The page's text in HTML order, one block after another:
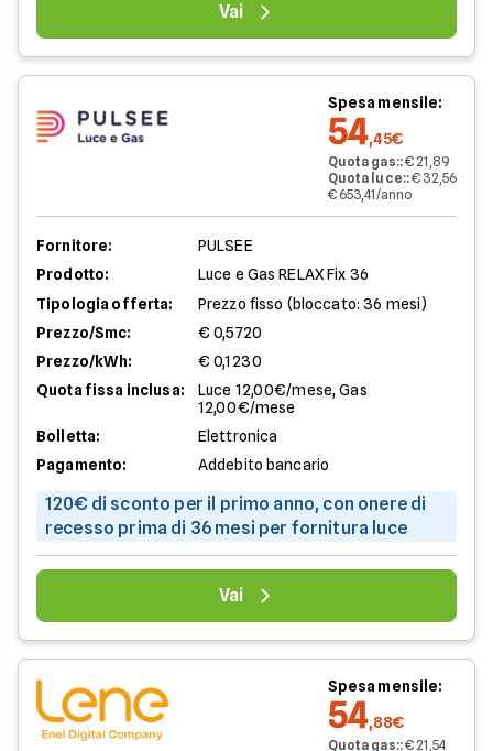
Vai
Spesa mensile:
54,45€
Quota gas::€ 21,89
Quota luce::€ 32,56
€ 653,41/anno
Fornitore:
PULSEE
Prodotto:
Luce e Gas RELAX Fix 36
Tipologia offerta:
Prezzo fisso (bloccato: 36 mesi)
Prezzo/Smc:
€ 0,5720
Prezzo/kWh:
€ 0,1230
Quota fissa inclusa:
Luce 12,00€/mese, Gas
12,00€/mese
Bolletta:
Elettronica
Pagamento:
Addebito bancario
120€ di sconto per il primo anno, con onere di
recesso prima di 36 mesi per fornitura luce
Vai
Spesa mensile:
54,88€
Quota gas::€ 21,54